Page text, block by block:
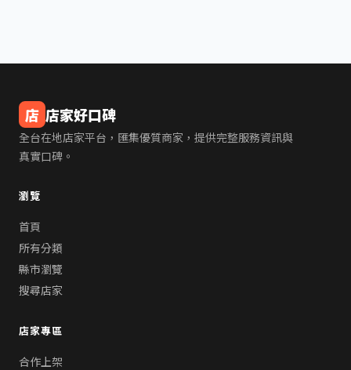
店 店家好口碑
全台在地店家平台，匯集優質商家，提供完整服務資訊與
真實口碑。
瀏覽
首頁
所有分類
縣市瀏覽
搜尋店家
店家專區
合作上架